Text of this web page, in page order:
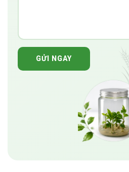
GỬI NGAY